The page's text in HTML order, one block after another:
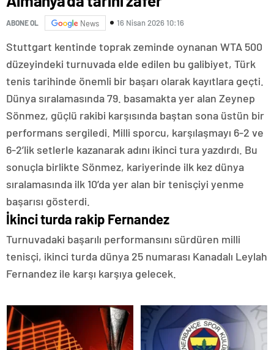
ABONE OL News 16 Nisan 2026 10:16
Stuttgart kentinde toprak zeminde oynanan WTA 500
düzeyindeki turnuvada elde edilen bu galibiyet, Türk
tenis tarihinde önemli bir başarı olarak kayıtlara geçti.
Dünya sıralamasında 79. basamakta yer alan Zeynep
Sönmez, güçlü rakibi karşısında baştan sona üstün bir
performans sergiledi. Milli sporcu, karşılaşmayı 6-2 ve
6-2’lik setlerle kazanarak adını ikinci tura yazdırdı. Bu
sonuçla birlikte Sönmez, kariyerinde ilk kez dünya
sıralamasında ilk 10’da yer alan bir tenisçiyi yenme
başarısı gösterdi.
İkinci turda rakip Fernandez
Turnuvadaki başarılı performansını sürdüren milli
tenisçi, ikinci turda dünya 25 numarası Kanadalı Leylah
Fernandez ile karşı karşıya gelecek.